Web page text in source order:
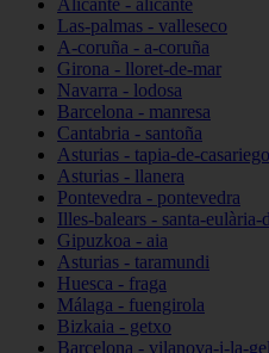
Alicante - alicante
Las-palmas - valleseco
A-coruña - a-coruña
Girona - lloret-de-mar
Navarra - lodosa
Barcelona - manresa
Cantabria - santoña
Asturias - tapia-de-casariego
Asturias - llanera
Pontevedra - pontevedra
Illes-balears - santa-eulària-
Gipuzkoa - aia
Asturias - taramundi
Huesca - fraga
Málaga - fuengirola
Bizkaia - getxo
Barcelona - vilanova-i-la-